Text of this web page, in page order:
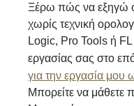
Ξέρω πώς να εξηγώ
χωρίς τεχνική
Logic, Pro Tools ή
εργασίας σας στο
για την εργασία
Μπορείτε να μάθετε